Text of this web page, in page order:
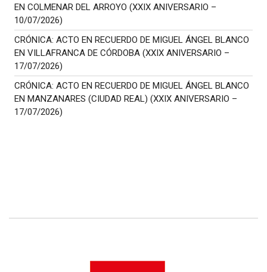
EN COLMENAR DEL ARROYO (XXIX ANIVERSARIO –
10/07/2026)
CRÓNICA: ACTO EN RECUERDO DE MIGUEL ÁNGEL BLANCO
EN VILLAFRANCA DE CÓRDOBA (XXIX ANIVERSARIO –
17/07/2026)
CRÓNICA: ACTO EN RECUERDO DE MIGUEL ÁNGEL BLANCO
EN MANZANARES (CIUDAD REAL) (XXIX ANIVERSARIO –
17/07/2026)